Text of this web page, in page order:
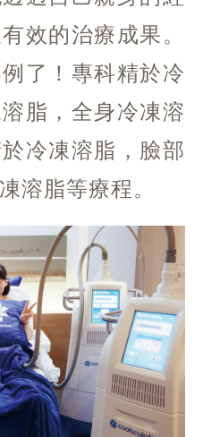
效的治療成果。
了！專科精於冷
脂，全身冷凍溶
冷凍溶脂，臉部
溶脂等療程。